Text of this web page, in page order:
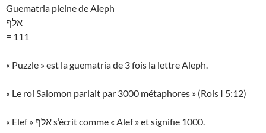
Guematria pleine de Aleph
אלף
= 111
« Puzzle » est la guematria de 3 fois la lettre Aleph.
« Le roi Salomon parlait par 3000 métaphores » (Rois I 5:12)
« Elef » אלף s’écrit comme « Alef » et signifie 1000.